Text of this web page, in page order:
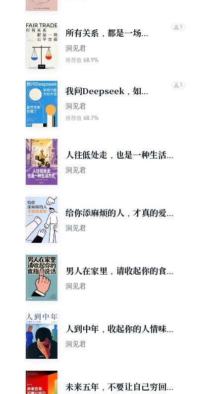
所有关系，都是一场公
平交易（轻成长）
洞见君
推荐值 68.9%
1
我问Deepseek，如何
才能大彻大悟，看完答
案我醒了（轻成长）
洞见君
推荐值 68.7%
1
人往低处走，也是一种生活方
式——阿里员工转行送外卖
洞见君
给你添麻烦的人，才真的爱你
（轻成长）
洞见君
男人在家里，请收起你的食指
说话（轻成长）
洞见君
人到中年，收起你的人情味
（轻成长）
洞见君
未来五年，不要让自己穷回去